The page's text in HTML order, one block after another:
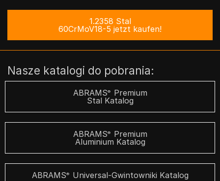
1.2358 Stal
60CrMoV18-5 jetzt kaufen!
Nasze katalogi do pobrania:
ABRAMS®
Premium
Stal Katalog
ABRAMS®
Premium
Aluminium Katalog
ABRAMS® Universal-Gwintowniki Katalog